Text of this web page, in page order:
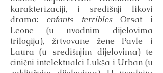
karakterizaciji, i središnji likovi
drama: enfants terribles­Orsat i
Leone (u uvodnim dijelovima
trilogija), žrtvovane žene Pavle i
Laura (u središnjim dijelovima) te
cinični intelektualci Lukša i Urban (u